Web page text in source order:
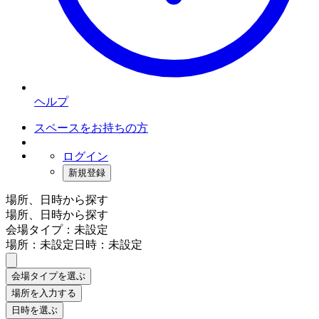
ヘルプ
スペースをお持ちの方
ログイン
新規登録
場所、日時から探す
場所、日時から探す
会場タイプ：未設定
場所：未設定日時：未設定
会場タイプを選ぶ
場所を入力する
日時を選ぶ